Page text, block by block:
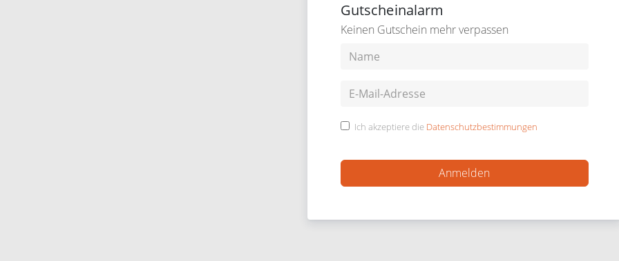
Gutscheinalarm
Keinen Gutschein mehr verpassen
Ich akzeptiere die Datenschutzbestimmungen